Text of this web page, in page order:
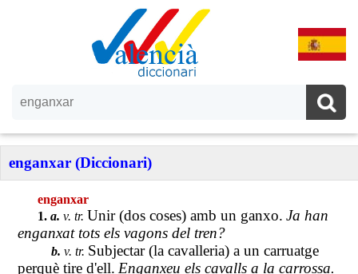
enganxar (Diccionari)
enganxar
1. a.v. tr. Unir (dos coses) amb un ganxo. Ja han
enganxat tots els vagons del tren?
b.v. tr. Subjectar (la cavalleria) a un carruatge
perquè tire d'ell. Enganxeu els cavalls a la carrossa.